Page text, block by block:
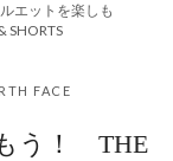
エットを楽しも
SHORTS
FACE
う！ THE